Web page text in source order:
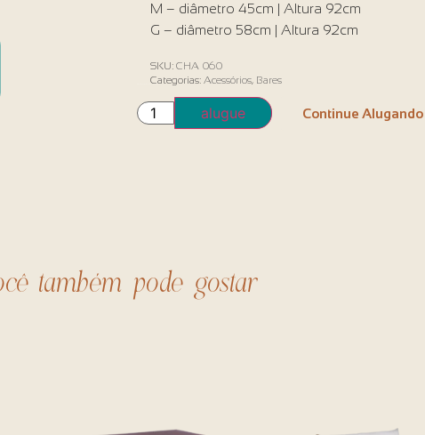
M – diâmetro 45cm | Altura 92cm
G – diâmetro 58cm | Altura 92cm
SKU: CHA 060
Categorias: Acessórios, Bares
alugue Continue Alugando
também pode gostar